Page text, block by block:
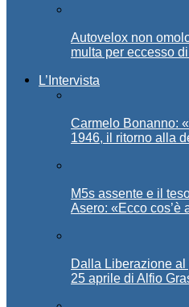
Autovelox non
multa per eccesso
L’Intervista
Carmelo Bonanno:
1946, il ritorno alla
M5s assente e il
Asero: «Ecco cos’è
Dalla Liberazione al
25 aprile di Alfio